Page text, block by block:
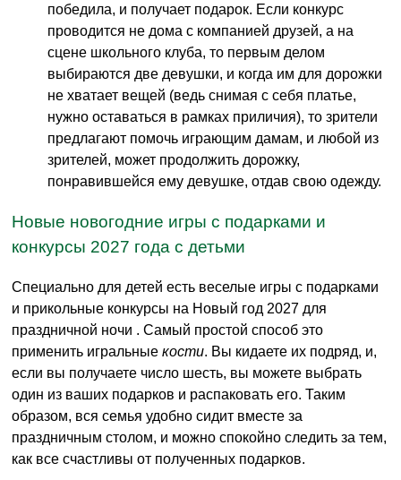
победила, и получает подарок. Если конкурс
проводится не дома с компанией друзей, а на
сцене школьного клуба, то первым делом
выбираются две девушки, и когда им для дорожки
не хватает вещей (ведь снимая с себя платье,
нужно оставаться в рамках приличия), то зрители
предлагают помочь играющим дамам, и любой из
зрителей, может продолжить дорожку,
понравившейся ему девушке, отдав свою одежду.
Новые новогодние игры с подарками и
конкурсы 2027 года с детьми
Специально для детей есть веселые игры с подарками
и прикольные конкурсы на Новый год 2027 для
праздничной ночи . Самый простой способ это
применить игральные кости. Вы кидаете их подряд, и,
если вы получаете число шесть, вы можете выбрать
один из ваших подарков и распаковать его. Таким
образом, вся семья удобно сидит вместе за
праздничным столом, и можно спокойно следить за тем,
как все счастливы от полученных подарков.